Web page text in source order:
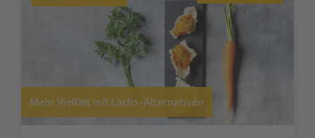
Mehr Vielfalt mit Lachs-Alternativen